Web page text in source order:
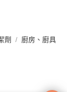
劑
廚房、廚具